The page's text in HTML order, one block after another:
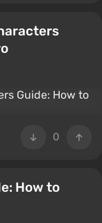
0
How to